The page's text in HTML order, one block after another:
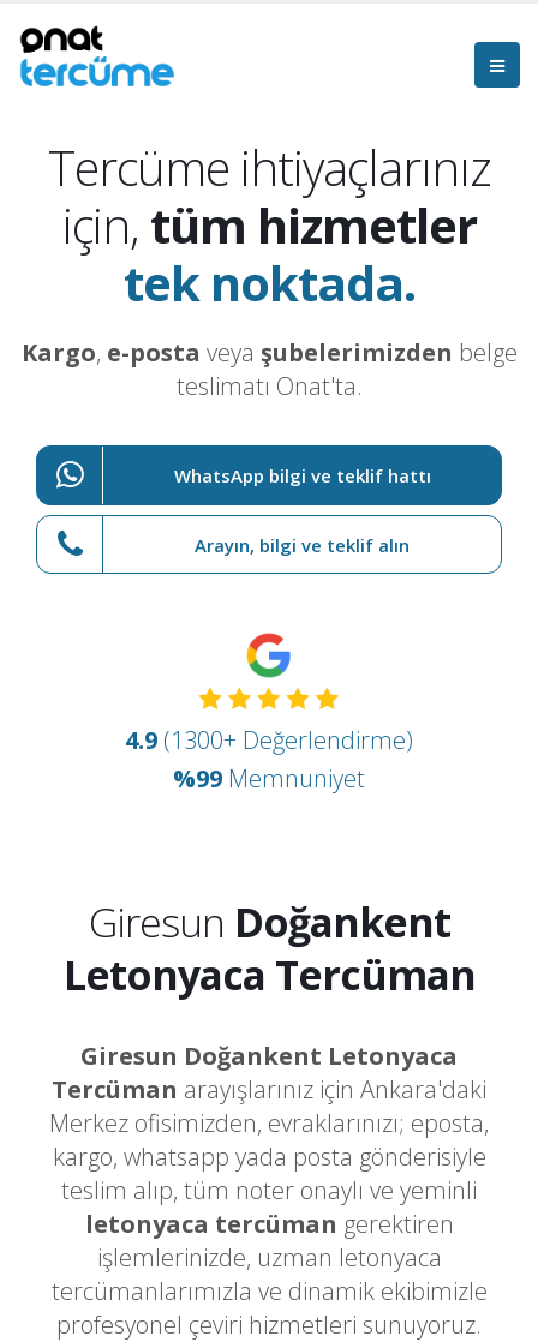
Tercüme ihtiyaçlarınız
için, tüm hizmetler
tek noktada.
Kargo, e-posta veya şubelerimizden belge
teslimatı Onat'ta.
WhatsApp bilgi ve teklif hattı
Arayın, bilgi ve teklif alın
4.9 (1300+ Değerlendirme)
%99 Memnuniyet
Giresun Doğankent
Letonyaca Tercüman
Giresun Doğankent Letonyaca
Tercüman arayışlarınız için Ankara'daki
Merkez ofisimizden, evraklarınızı; eposta,
kargo, whatsapp yada posta gönderisiyle
teslim alıp, tüm noter onaylı ve yeminli
letonyaca tercüman gerektiren
işlemlerinizde, uzman letonyaca
tercümanlarımızla ve dinamik ekibimizle
profesyonel çeviri hizmetleri sunuyoruz.